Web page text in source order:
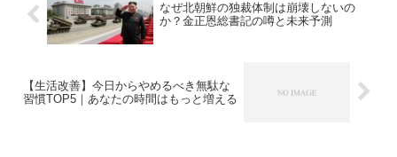
なぜ北朝鮮の独裁体制は崩壊しないの
か？金正恩総書記の噂と未来予測
【生活改善】今日からやめるべき無駄な
習慣TOP5｜あなたの時間はもっと増える